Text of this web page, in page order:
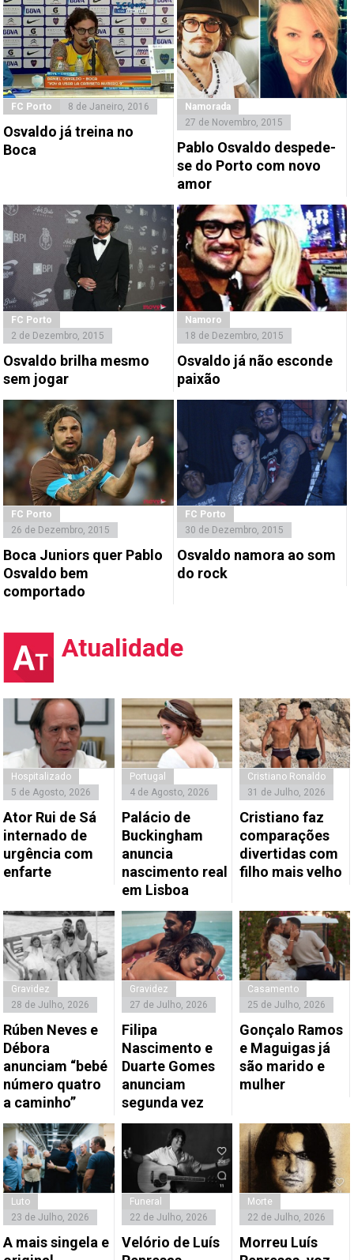
FC Porto 8 de Janeiro, 2016
Osvaldo já treina no
Boca
Namorada
27 de Novembro, 2015
Pablo Osvaldo despede-
se do Porto com novo
amor
FC Porto
2 de Dezembro, 2015
Osvaldo brilha mesmo
sem jogar
Namoro
18 de Dezembro, 2015
Osvaldo já não esconde
paixão
FC Porto
26 de Dezembro, 2015
Boca Juniors quer Pablo
Osvaldo bem
comportado
FC Porto
30 de Dezembro, 2015
Osvaldo namora ao som
do rock
Atualidade
Hospitalizado
5 de Agosto, 2026
Ator Rui de Sá
internado de
urgência com
enfarte
Portugal
4 de Agosto, 2026
Palácio de
Buckingham
anuncia
nascimento real
em Lisboa
Cristiano Ronaldo
31 de Julho, 2026
Cristiano faz
comparações
divertidas com
filho mais velho
Gravidez
28 de Julho, 2026
Rúben Neves e
Débora
anunciam “bebé
número quatro
a caminho”
Gravidez
27 de Julho, 2026
Filipa
Nascimento e
Duarte Gomes
anunciam
segunda vez
Casamento
25 de Julho, 2026
Gonçalo Ramos
e Maguigas já
são marido e
mulher
Luto
23 de Julho, 2026
A mais singela e
Funeral
22 de Julho, 2026
Velório de Luís
Morte
22 de Julho, 2026
Morreu Luís